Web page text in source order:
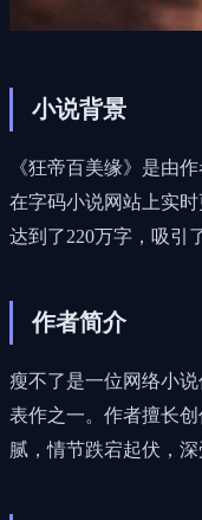
小说背景
《狂帝百美缘》是由
在字码小说网站上实
达到了220万字，吸引
作者简介
瘦不了是一位网络小
表作之一。作者擅长
腻，情节跌宕起伏，深